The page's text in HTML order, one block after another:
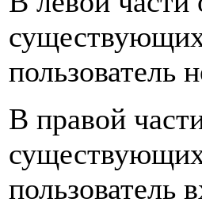
пользователь
В правой
пользователь